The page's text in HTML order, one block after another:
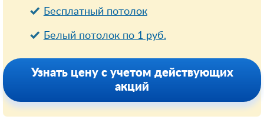
Бесплатный потолок
Белый потолок по 1 руб.
Узнать цену с учетом действующих
акций